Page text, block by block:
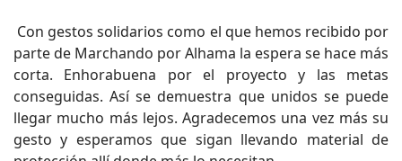
Con gestos solidarios como el que hemos recibido por
parte de Marchando por Alhama la espera se hace más
corta. Enhorabuena por el proyecto y las metas
conseguidas. Así se demuestra que unidos se puede
llegar mucho más lejos. Agradecemos una vez más su
gesto y esperamos que sigan llevando material de